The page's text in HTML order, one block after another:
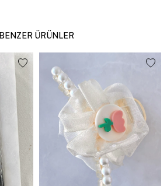
BENZER ÜRÜNLER